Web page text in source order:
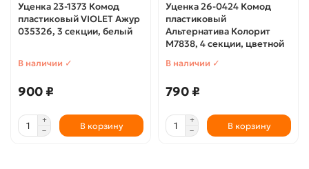
Уценка 23-1373 Комод
пластиковый VIOLET Ажур
035326, 3 секции, белый
В наличии ✓
900 ₽
В корзину
Уценка 26-0424 Комод
пластиковый
Альтернатива Колорит
M7838, 4 секции, цветной
В наличии ✓
790 ₽
В корзину